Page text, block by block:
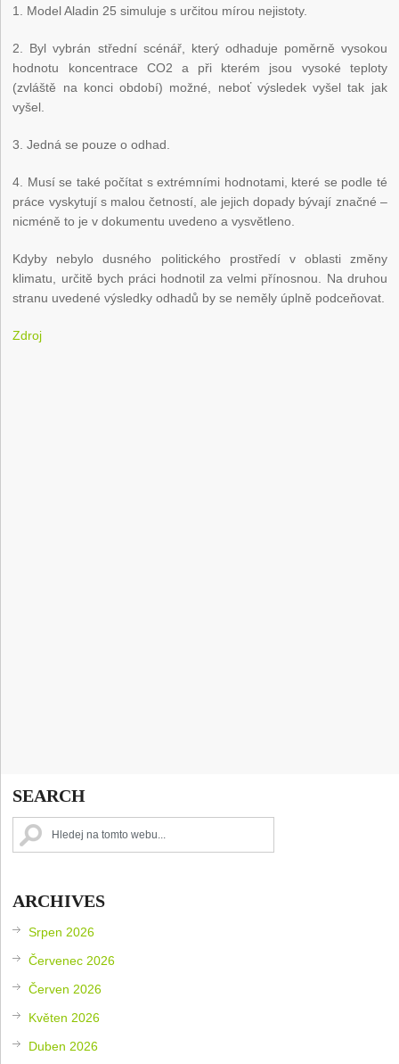
1. Model Aladin 25 simuluje s určitou mírou nejistoty.
2. Byl vybrán střední scénář, který odhaduje poměrně vysokou
hodnotu koncentrace CO2 a při kterém jsou vysoké teploty
(zvláště na konci období) možné, neboť výsledek vyšel tak jak
vyšel.
3. Jedná se pouze o odhad.
4. Musí se také počítat s extrémními hodnotami, které se podle té
práce vyskytují s malou četností, ale jejich dopady bývají značné –
nicméně to je v dokumentu uvedeno a vysvětleno.
Kdyby nebylo dusného politického prostředí v oblasti změny
klimatu, určitě bych práci hodnotil za velmi přínosnou. Na druhou
stranu uvedené výsledky odhadů by se neměly úplně podceňovat.
Zdroj
SEARCH
ARCHIVES
Srpen 2026
Červenec 2026
Červen 2026
Květen 2026
Duben 2026